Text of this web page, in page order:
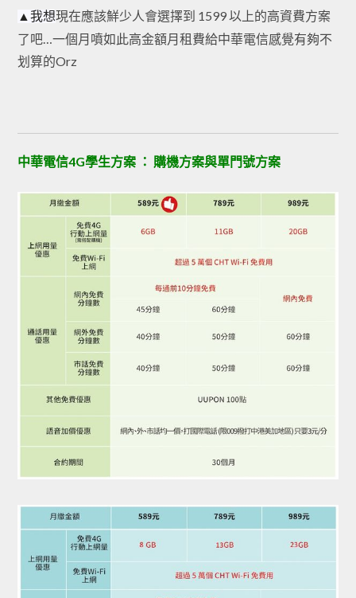
▲我想現在應該鮮少人會選擇到 1599 以上的高資費方案
了吧…一個月噴如此高金額月租費給中華電信感覺有夠不
划算的Orz
中華電信4G學生方案 ： 購機方案與單門號方案